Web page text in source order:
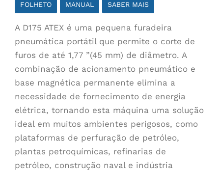
FOLHETO MANUAL SABER MAIS
A D175 ATEX é uma pequena furadeira
pneumática portátil que permite o corte de
furos de até 1,77 ”(45 mm) de diâmetro. A
combinação de acionamento pneumático e
base magnética permanente elimina a
necessidade de fornecimento de energia
elétrica, tornando esta máquina uma solução
ideal em muitos ambientes perigosos, como
plataformas de perfuração de petróleo,
plantas petroquímicas, refinarias de
petróleo, construção naval e indústria